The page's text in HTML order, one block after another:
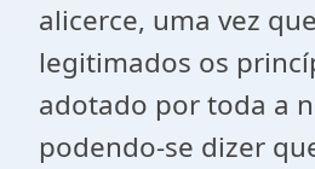
alicerce, uma vez
legitimados os
adotado por toda a
podendo-se dizer